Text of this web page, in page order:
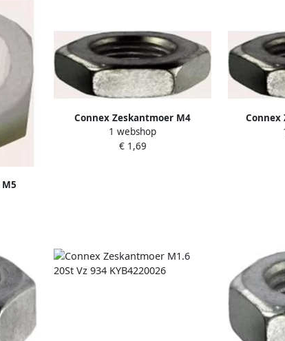
Connex Zeskantmoer M4
Afgeplat 40St Vz KY4221004
1 webshop
€ 1,69
Connex